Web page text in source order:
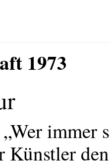
1973
immer
Künstler